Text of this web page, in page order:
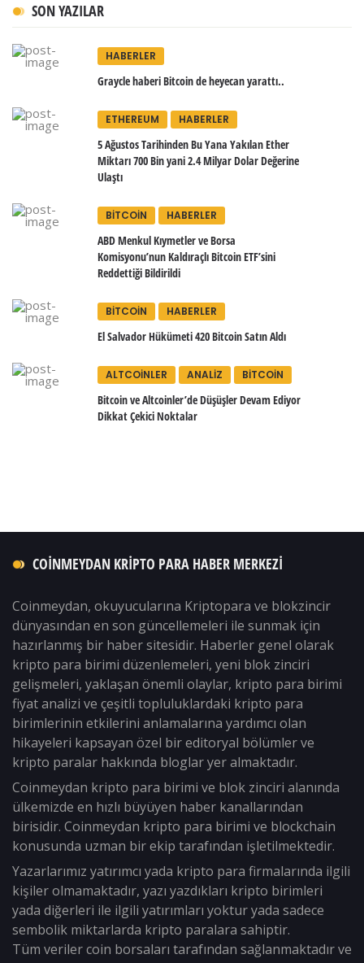
SON YAZILAR
HABERLER
Graycle haberi Bitcoin de heyecan yarattı..
ETHEREUM HABERLER
5 Ağustos Tarihinden Bu Yana Yakılan Ether
Miktarı 700 Bin yani 2.4 Milyar Dolar Değerine
Ulaştı
BITCOIN HABERLER
ABD Menkul Kıymetler ve Borsa
Komisyonu’nun Kaldıraçlı Bitcoin ETF’sini
Reddettiği Bildirildi
BITCOIN HABERLER
El Salvador Hükümeti 420 Bitcoin Satın Aldı
ALTCOINLER ANALIZ BITCOIN
Bitcoin ve Altcoinler’de Düşüşler Devam Ediyor
Dikkat Çekici Noktalar
COINMEYDAN KRIPTO PARA HABER MERKEZI
Coinmeydan, okuyucularına Kriptopara ve blokzincir
dünyasından en son güncellemeleri ile sunmak için
hazırlanmış bir haber sitesidir. Haberler genel olarak
kripto para birimi düzenlemeleri, yeni blok zinciri
gelişmeleri, yaklaşan önemli olaylar, kripto para birimi
fiyat analizi ve çeşitli topluluklardaki kripto para
birimlerinin etkilerini anlamalarına yardımcı olan
hikayeleri kapsayan özel bir editoryal bölümler ve
kripto paralar hakkında bloglar yer almaktadır.
Coinmeydan kripto para birimi ve blok zinciri alanında
ülkemizde en hızlı büyüyen haber kanallarından
birisidir. Coinmeydan kripto para birimi ve blockchain
konusunda uzman bir ekip tarafından işletilmektedir.
Yazarlarımız yatırımcı yada kripto para firmalarında ilgili
kişiler olmamaktadır, yazı yazdıkları kripto birimleri
yada diğerleri ile ilgili yatırımları yoktur yada sadece
sembolik miktarlarda kripto paralara sahiptir.
Tüm veriler coin borsaları tarafından sağlanmaktadır ve